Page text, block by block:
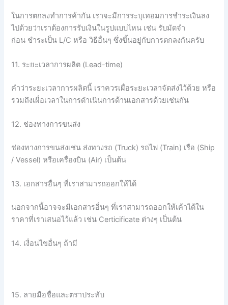
ในการตกลงทำการค้ากัน เราจะมีการระบุเทอมการชำระเงินลง
ไปด้วยว่าเราต้องการรับเงินในรูปแบบไหน เช่น รับมัดจำ
ก่อน ชำระเป็น L/Cหรือ วิธีอื่นๆ ซึ่งขึ้นอยู่กับการตกลงกันครับ
11. ระยะเวลาการผลิต (Lead-time)
คำว่าระยะเวลาการผลิตนี้ เราควรเผื่อระยะเวลาจัดส่งไว้ด้วย หรือ
รวมถึงเผื่อเวลาในการดำเนินการด้านเอกสารด้วยเช่นกัน
12. ช่องทางการขนส่ง
ช่องทางการขนส่งเช่น ส่งทางรถ (Truck) รถไฟ (Train) เรือ (Ship
/ Vessel) หรือเครื่องบิน (Air) เป็นต้น
13. เอกสารอื่นๆ ที่เราสามารถออกให้ได้
นอกจากนี้อาจจะมีเอกสารอื่นๆ ที่เราสามารถออกให้เค้าได้ใน
ราคาที่เราเสนอไว้แล้ว เช่น Certicificate ต่างๆ เป็นต้น
14. เงื่อนไขอื่นๆ ถ้ามี
15. ลายมือชื่อและตราประทับ